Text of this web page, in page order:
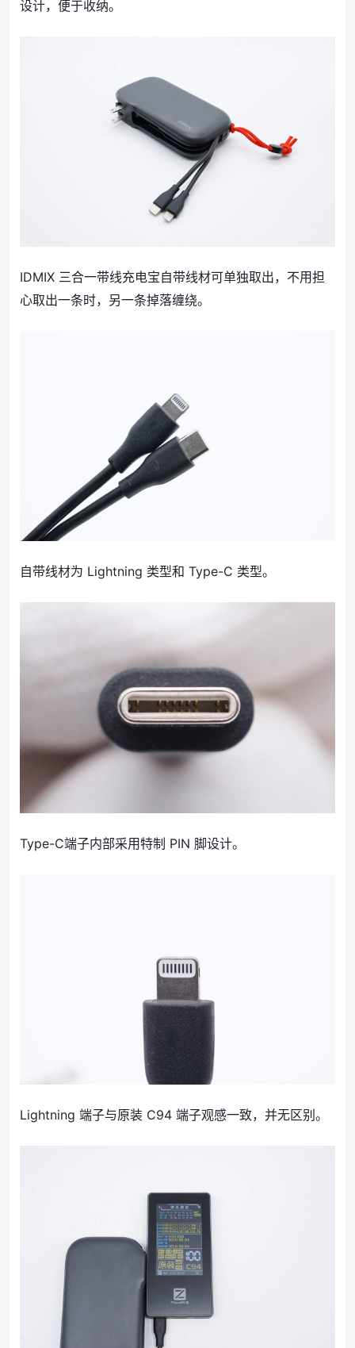
设计，便于收纳。
IDMIX 三合一带线充电宝自带线材可单独取出，不用担
心取出一条时，另一条掉落缠绕。
自带线材为 Lightning 类型和 Type-C 类型。
Type-C端子内部采用特制 PIN 脚设计。
Lightning 端子与原装 C94 端子观感一致，并无区别。